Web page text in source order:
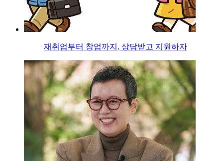
재취업부터 창업까지, 상담받고 지원하자